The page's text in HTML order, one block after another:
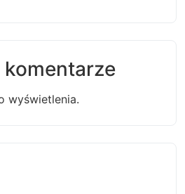
wyświetlenia.